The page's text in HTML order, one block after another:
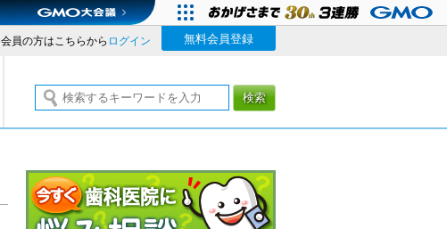
会員の方はこちらから ログイン 無料会員登録
検索